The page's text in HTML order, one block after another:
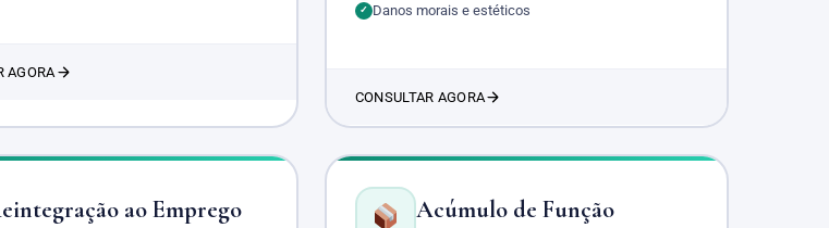
AGORA
✓ Danos morais e estéticos
CONSULTAR AGORA
ao Emprego Acúmulo de Função